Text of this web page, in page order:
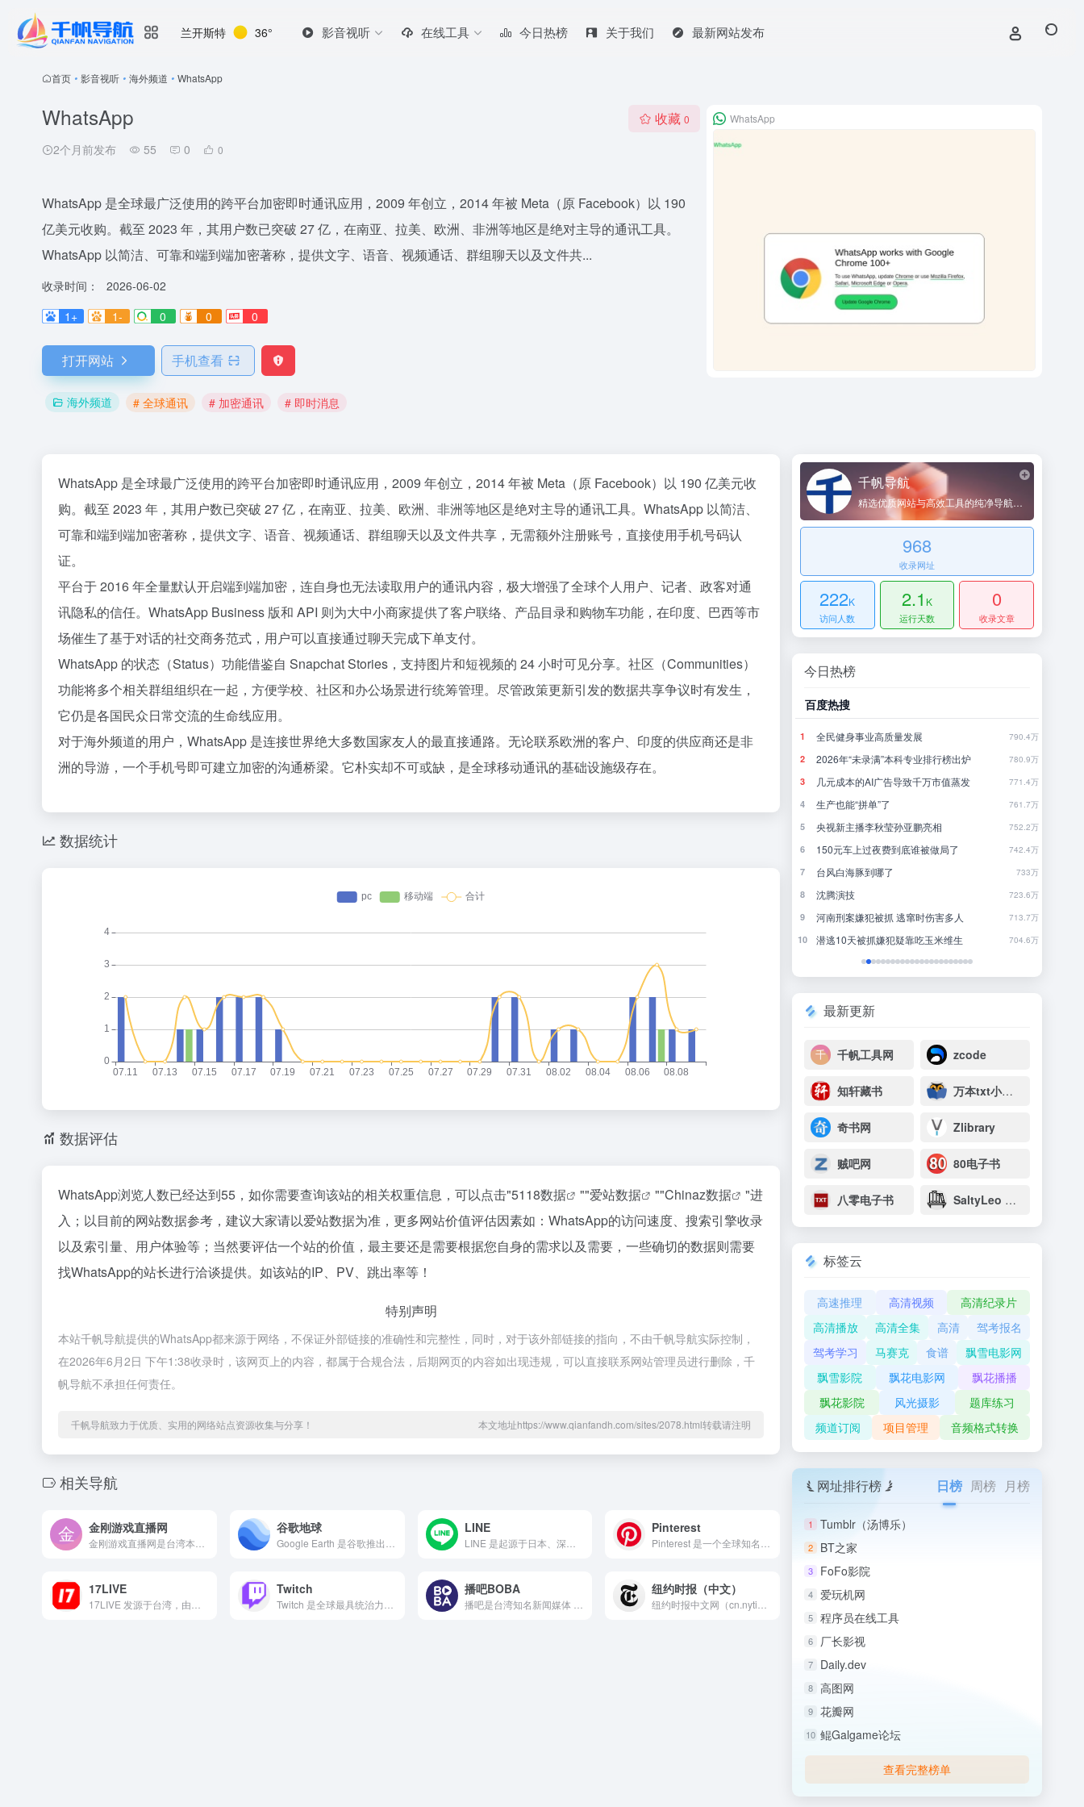
兰开斯特 36° 影音视听 在线工具 今日热榜 关于我们 最新网站发布
首页 • 影音视听 • 海外频道 • WhatsApp
WhatsApp
2个月前发布 55 0 0
收藏 0
WhatsApp 是全球最广泛使用的跨平台加密即时通讯应用，2009 年创立，2014 年被 Meta（原 Facebook）以 190
亿美元收购。截至 2023 年，其用户数已突破 27 亿，在南亚、拉美、欧洲、非洲等地区是绝对主导的通讯工具。
WhatsApp 以简洁、可靠和端到端加密著称，提供文字、语音、视频通话、群组聊天以及文件共...
收录时间：
2026-06-02
1+
1- 0 0 0
打开网站 手机查看
海外频道 # 全球通讯 # 加密通讯 # 即时消息
WhatsApp
WhatsApp 是全球最广泛使用的跨平台加密即时通讯应用，2009 年创立，2014 年被 Meta（原 Facebook）以 190 亿美元收
购。截至 2023 年，其用户数已突破 27 亿，在南亚、拉美、欧洲、非洲等地区是绝对主导的通讯工具。WhatsApp 以简洁、
可靠和端到端加密著称，提供文字、语音、视频通话、群组聊天以及文件共享，无需额外注册账号，直接使用手机号码认
证。
平台于 2016 年全量默认开启端到端加密，连自身也无法读取用户的通讯内容，极大增强了全球个人用户、记者、政客对通
讯隐私的信任。WhatsApp Business 版和 API 则为大中小商家提供了客户联络、产品目录和购物车功能，在印度、巴西等市
场催生了基于对话的社交商务范式，用户可以直接通过聊天完成下单支付。
WhatsApp 的状态（Status）功能借鉴自 Snapchat Stories，支持图片和短视频的 24 小时可见分享。社区（Communities）
功能将多个相关群组组织在一起，方便学校、社区和办公场景进行统筹管理。尽管政策更新引发的数据共享争议时有发生，
它仍是各国民众日常交流的生命线应用。
对于海外频道的用户，WhatsApp 是连接世界绝大多数国家友人的最直接通路。无论联系欧洲的客户、印度的供应商还是非
洲的导游，一个手机号即可建立加密的沟通桥梁。它朴实却不可或缺，是全球移动通讯的基础设施级存在。
数据统计
数据评估
WhatsApp浏览人数已经达到55，如你需要查询该站的相关权重信息，可以点击"5118数据 ""爱站数据 ""Chinaz数据
"进
入；以目前的网站数据参考，建议大家请以爱站数据为准，更多网站价值评估因素如：WhatsApp的访问速度、搜索引擎收录
以及索引量、用户体验等；当然要评估一个站的价值，最主要还是需要根据您自身的需求以及需要，一些确切的数据则需要
找WhatsApp的站长进行洽谈提供。如该站的IP、PV、跳出率等！
特别声明
本站千帆导航提供的WhatsApp都来源于网络，不保证外部链接的准确性和完整性，同时，对于该外部链接的指向，不由千帆导航实际控制，
在2026年6月2日 下午1:38收录时，该网页上的内容，都属于合规合法，后期网页的内容如出现违规，可以直接联系网站管理员进行删除，千
帆导航不承担任何责任。
千帆导航致力于优质、实用的网络站点资源收集与分享！ 本文地址https://www.qianfandh.com/sites/2078.html转载请注明
相关导航
金刚游戏直播网 谷歌地球 LINE Pinterest
17LIVE Twitch 播吧BOBA 纽约时报（中文）
千帆导航
精选优质网站与高效工具的纯净导航平台
968
收录网址
222K
访问人数
2.1 K
运行天数
0
收录文章
今日热榜
1 既然你这么聪明，为什么在网上赚不到钱？
2 Cursor，即将彻底消失？
百度热搜
1 全民健身事业高质量发展 790.4万
2 2026年“未录满”本科专业排行榜出炉 780.9万
3 几元成本的AI广告导致千万市值蒸发 771.4万
4 生产也能“拼单”了 761.7万
5 央视新主播李秋莹孙亚鹏亮相 752.2万
6 150元车上过夜费到底谁被做局了 742.4万
7 台风白海豚到哪了 733万
8 沈腾演技 723.6万
9 河南刑案嫌犯被抓 逃窜时伤害多人 713.7万
10 潜逃10天被抓嫌犯疑靠吃玉米维生 704.6万
最新更新
千帆工具网 zcode
知轩藏书 万本txt小说下载网
奇书网 Zlibrary
贼吧网 80电子书
八零电子书 SaltyLeo 的书架
标签云
高速推理 高清视频
高清纪录片
高清播放
高清全集 高清
驾考报名
驾考学习
马赛克 食谱
飘雪电影网
飘雪影院
飘花电影网
飘花播播
飘花影院
风光摄影
题库练习
频道订阅
项目管理 音频格式转换
网址排行榜 日榜 周榜 月榜
1 Tumblr（汤博乐）
2 BT之家
3 FoFo影院
4 爱玩机网
5 程序员在线工具
6 厂长影视
7 Daily.dev
8 高图网
9 花瓣网
10 鲲Galgame论坛
查看完整榜单